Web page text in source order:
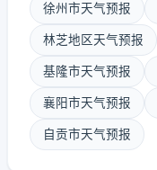
徐州市天气预报
林芝地区天气预报
基隆市天气预报
襄阳市天气预报
自贡市天气预报